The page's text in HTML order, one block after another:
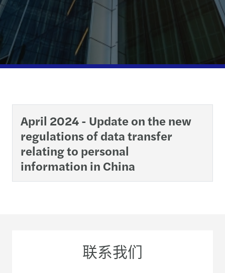
April 2024 - Update on the new
regulations of data transfer
relating to personal
information in China
联系我们